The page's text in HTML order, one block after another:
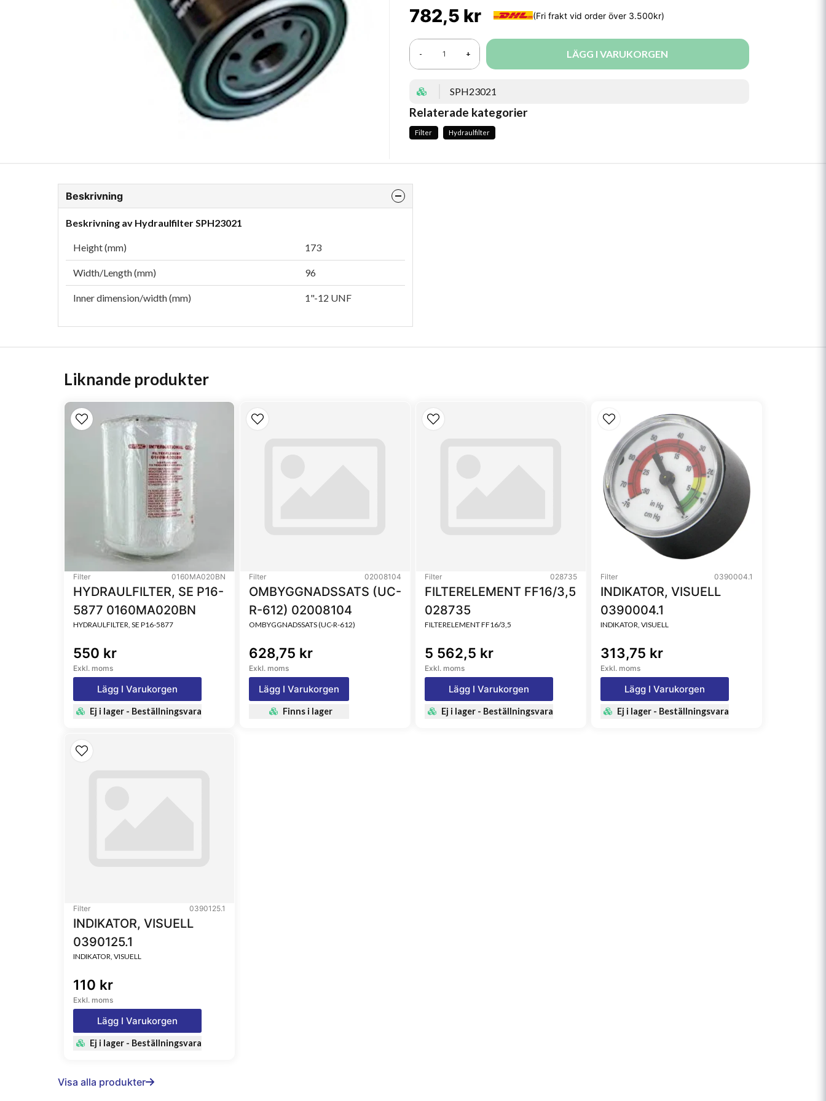
Fordonskem
Motorolja tunga fordon
782,5 kr
- + LÄGG I VARUKORGEN
SPH23021
Relaterade kategorier
Filter Hydraulfilter
Beskrivning
Beskrivning av Hydraulfilter SPH23021
Height (mm) 173
Width/Length (mm) 96
Inner dimension/width (mm) 1"-12 UNF
Liknande produkter
Filter 0160MA020BN
HYDRAULFILTER, SE P16-
5877 0160MA020BN
HYDRAULFILTER, SE P16-5877
550 kr
Exkl. moms
Lägg I Varukorgen
Ej i lager - Beställningsvara
Filter 02008104
OMBYGGNADSSATS (UC-
R-612) 02008104
OMBYGGNADSSATS (UC-R-612)
628,75 kr
Exkl. moms
Lägg I Varukorgen
Finns i lager
Filter 028735
FILTERELEMENT FF16/3,5
028735
FILTERELEMENT FF16/3,5
5 562,5 kr
Exkl. moms
Lägg I Varukorgen
Ej i lager - Beställningsvara
Filter 0390004.1
INDIKATOR, VISUELL
0390004.1
INDIKATOR, VISUELL
313,75 kr
Exkl. moms
Lägg I Varukorgen
Ej i lager - Beställningsvara
Filter 0390125.1
INDIKATOR, VISUELL
0390125.1
INDIKATOR, VISUELL
110 kr
Exkl. moms
Lägg I Varukorgen
Ej i lager - Beställningsvara
Visa alla produkter